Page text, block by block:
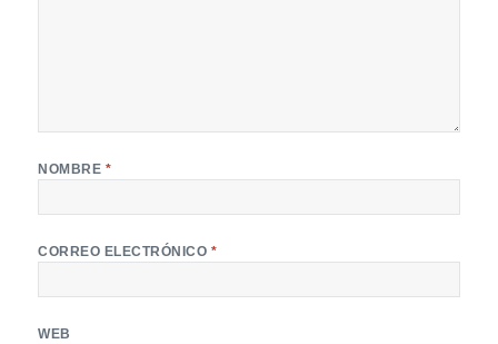
NOMBRE *
CORREO ELECTRÓNICO *
WEB